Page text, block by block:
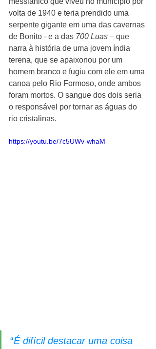
volta de 1940 e teria prendido uma
serpente gigante em uma das cavernas
de Bonito - e a das 700 Luas – que
narra à história de uma jovem índia
terena, que se apaixonou por um
homem branco e fugiu com ele em uma
canoa pelo Rio Formoso, onde ambos
foram mortos. O sangue dos dois seria
o responsável por tornar as águas do
rio cristalinas.
https://youtu.be/7c5UWv-whaM
“É difícil destacar uma coisa